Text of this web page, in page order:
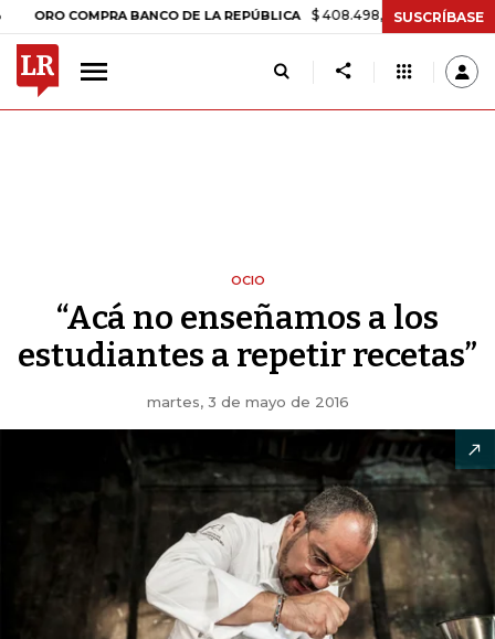
COMPRA BANCO DE LA REPÚBLICA $ 408.498,97 +$ 8.753,81 +2,19%
SUSCRÍBASE
OCIO
“Acá no enseñamos a los
estudiantes a repetir recetas”
martes, 3 de mayo de 2016